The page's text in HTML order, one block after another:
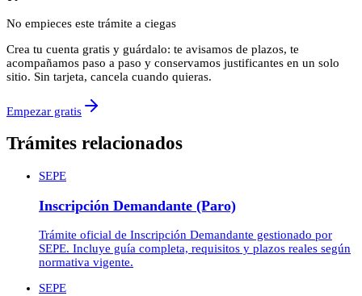
No empieces este trámite a ciegas
Crea tu cuenta gratis y guárdalo: te avisamos de plazos, te
acompañamos paso a paso y conservamos justificantes en un solo
sitio. Sin tarjeta, cancela cuando quieras.
Empezar gratis
Trámites relacionados
SEPE
Inscripción Demandante (Paro)
Trámite oficial de Inscripción Demandante gestionado por
SEPE. Incluye guía completa, requisitos y plazos reales según
normativa vigente.
SEPE